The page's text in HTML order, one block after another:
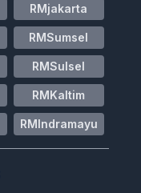
RMjakarta
RMSumsel
RMSulsel
RMKaltim
RMIndramayu